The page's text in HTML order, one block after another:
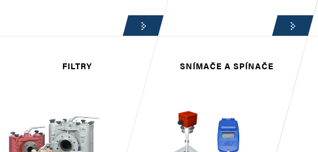
FILTRY SNÍMAČE A SPÍNAČE